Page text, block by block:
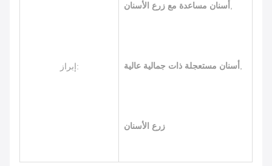
إبراز:
أسنان مساعدة مع زرع الأسنان
أسنان مستعجلة ذات جمالية عالية
زرع الأسنان